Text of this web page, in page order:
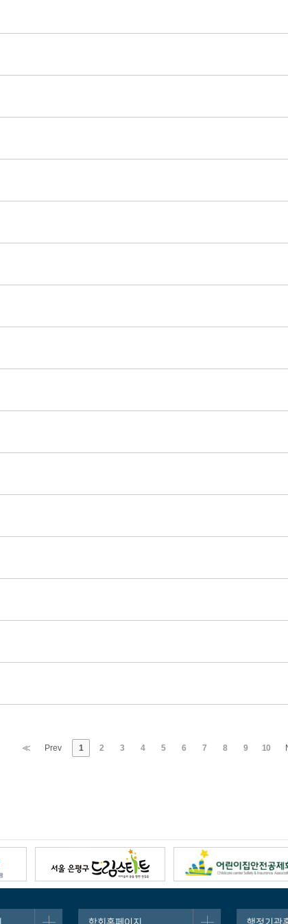
≪ Prev 1 2 3 4 5 6 7 8 9 10